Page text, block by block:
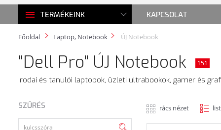
TERMÉKEINK KAPCSOLAT
Főoldal Laptop, Notebook ÚJ Notebook
"Dell Pro" ÚJ Notebook 151
Irodai és tanulói laptopok, üzleti ultrabookok, gamer és
SZŰRÉS rács nézet